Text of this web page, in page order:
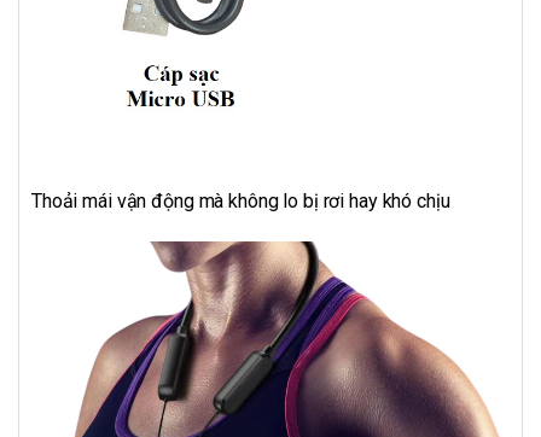
Thoải mái vận động mà không lo bị rơi hay khó chịu